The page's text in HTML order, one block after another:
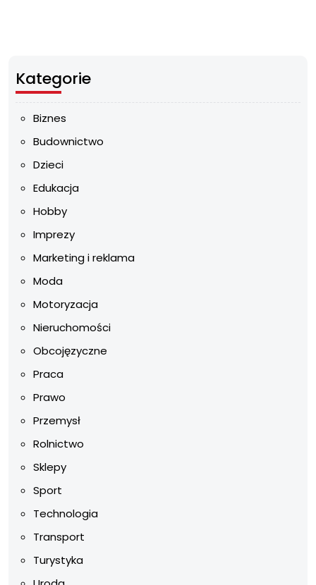
Kategorie
Biznes
Budownictwo
Dzieci
Edukacja
Hobby
Imprezy
Marketing i reklama
Moda
Motoryzacja
Nieruchomości
Obcojęzyczne
Praca
Prawo
Przemysł
Rolnictwo
Sklepy
Sport
Technologia
Transport
Turystyka